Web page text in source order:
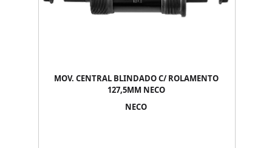
MOV. CENTRAL BLINDADO C/ ROLAMENTO
127,5MM NECO
NECO